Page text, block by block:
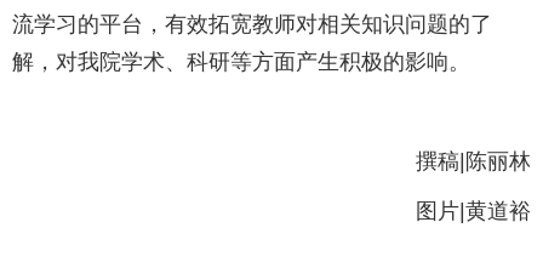
流学习的平台，有效拓宽教师对相关知识问题的了
解，对我院学术、科研等方面产生积极的影响。
撰稿|陈丽林
图片|黄道裕